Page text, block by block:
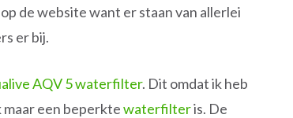
de website want er staan van allerlei
er bij.
AQV 5 waterfilter. Dit omdat ik heb
een beperktewaterfilteris. De